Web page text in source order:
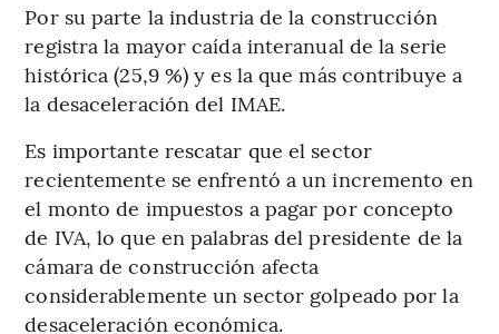
Por su parte la industria de la construcción
registra la mayor caída interanual de la serie
histórica (25,9 %) y es la que más contribuye a
la desaceleración del IMAE.
Es importante rescatar que el sector
recientemente se enfrentó a un incremento en
el monto de impuestos a pagar por concepto
de IVA, lo que en palabras del presidente de la
cámara de construcción afecta
considerablemente un sector golpeado por la
desaceleración económica.